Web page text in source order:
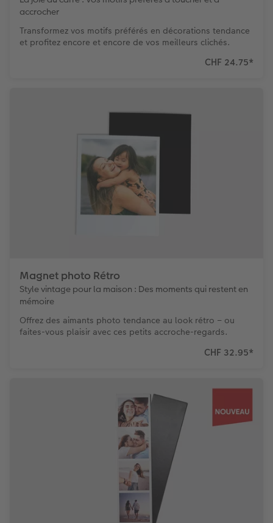
Accessoires
accrocher
Transformez vos motifs préférés en décorations tendance
et profitez encore et encore de vos meilleurs clichés.
CHF 24.75*
Magnet photo Rétro
Style vintage pour la maison : Des moments qui restent en
mémoire
Offrez des aimants photo tendance au look rétro – ou
faites-vous plaisir avec ces petits accroche-regards.
CHF 32.95*